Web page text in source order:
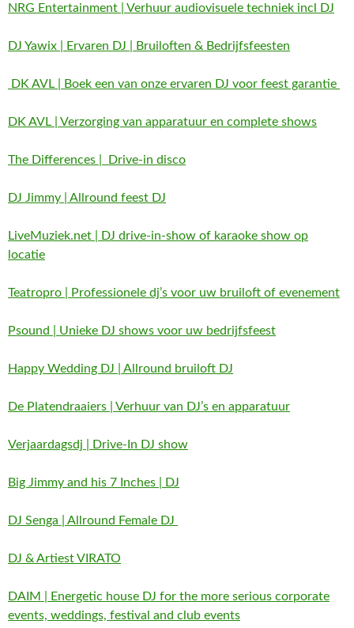
NRG Entertainment | Verhuur audiovisuele techniek incl DJ
DJ Yawix | Ervaren DJ | Bruiloften & Bedrijfsfeesten
DK AVL | Boek een van onze ervaren DJ voor feest garantie
DK AVL | Verzorging van apparatuur en complete shows
The Differences | Drive-in disco
DJ Jimmy | Allround feest DJ
LiveMuziek.net | DJ drive-in-show of karaoke show op
locatie
Teatropro | Professionele dj’s voor uw bruiloft of evenement
Psound | Unieke DJ shows voor uw bedrijfsfeest
Happy Wedding DJ | Allround bruiloft DJ
De Platendraaiers | Verhuur van DJ’s en apparatuur
Verjaardagsdj | Drive-In DJ show
Big Jimmy and his 7 Inches | DJ
DJ Senga | Allround Female DJ
DJ & Artiest VIRATO
DAIM | Energetic house DJ for the more serious corporate
events, weddings, festival and club events